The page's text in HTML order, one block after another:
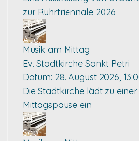
zur Ruhrtriennale 2026
28
Aug.
Musik am Mittag
Ev. Stadtkirche Sankt Petri
Datum: 28. August 2026,
Die Stadtkirche lädt zu
Mittagspause ein
04
Sep.